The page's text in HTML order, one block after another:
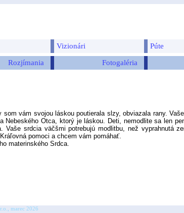
Vizionári Púte
Rozjímania Fotogaléria
vám svojou láskou poutierala slzy, obviazala rany.
Nebeského Otca, ktorý je láskou. Deti, nemodlite sa len
srdcia väčšmi potrebujú modlitbu, než vyprahnutá
pomoci a chcem vám pomáhať.
materinského Srdca.
marec 2026